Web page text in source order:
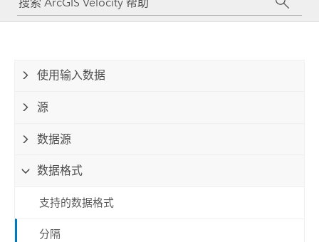
管理数据
参考资料
使用输入数据
源
数据源
数据格式
支持的数据格式
分隔